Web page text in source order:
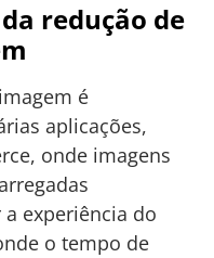
redução de
é
aplicações,
onde imagens
experiência do
o tempo de